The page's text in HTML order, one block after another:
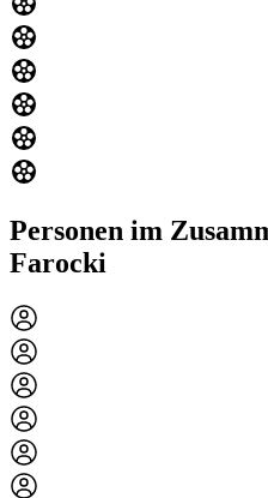
Personen im
Farocki